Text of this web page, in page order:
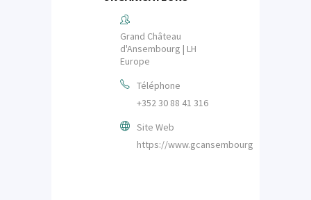
Grand Château
d'Ansembourg | LH
Europe
Téléphone
+352 30 88 41 316
Site Web
https://www.gcansembourg.eu/